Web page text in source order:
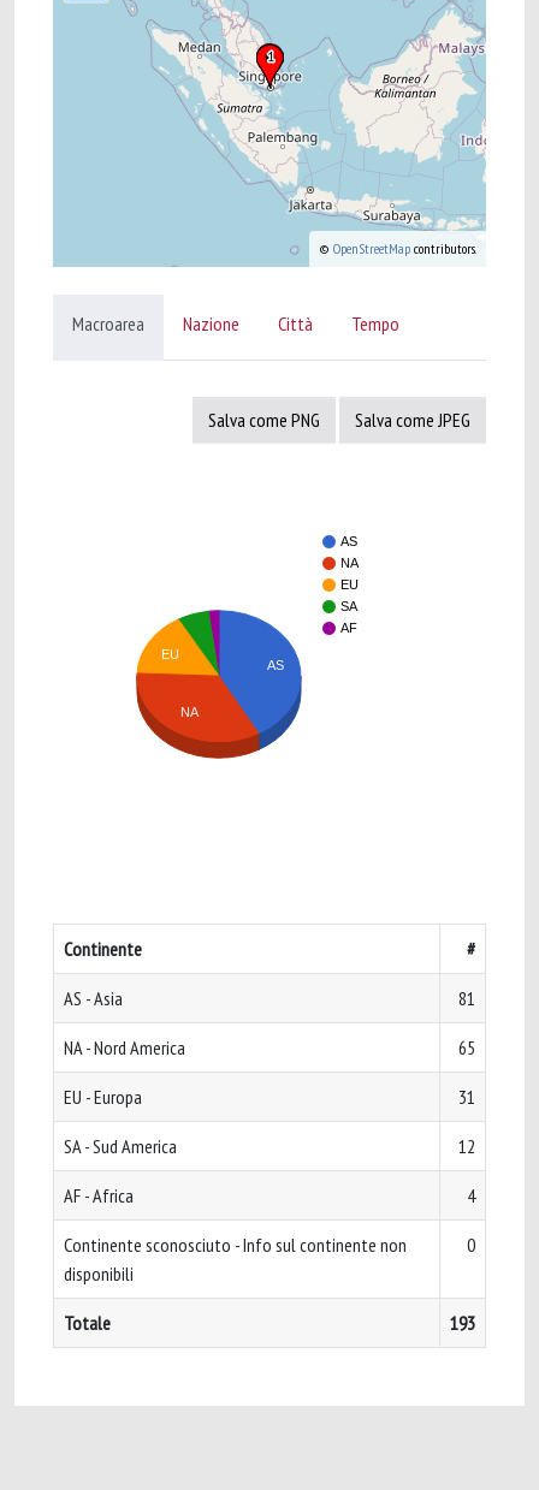
© OpenStreetMap contributors.
Macroarea Nazione Città Tempo
Salva come PNG Salva come JPEG
AS
NA
EU
SA
AF
AS
EU
NA
Continente #
AS - Asia 81
NA - Nord America 65
EU - Europa 31
SA - Sud America 12
AF - Africa 4
Continente sconosciuto - Info sul continente non
disponibili
0
Totale 193